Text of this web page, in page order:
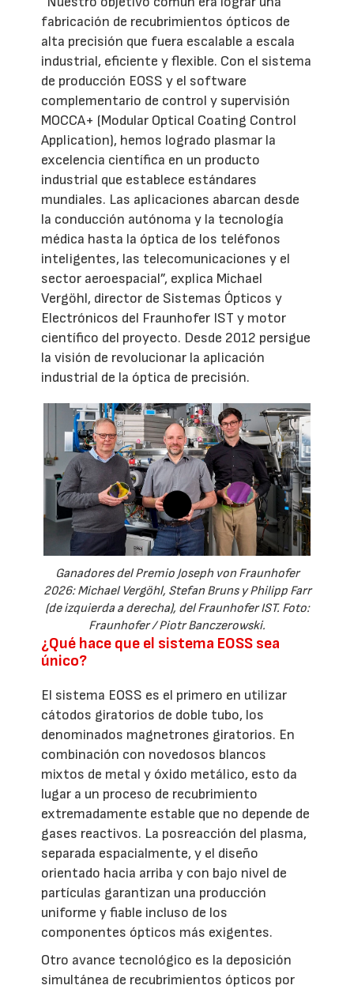
fabricación de recubrimientos ópticos de
alta precisión que fuera escalable a escala
industrial, eficiente y flexible. Con el sistema
de producción EOSS y el software
complementario de control y supervisión
MOCCA+ (Modular Optical Coating Control
Application), hemos logrado plasmar la
excelencia científica en un producto
industrial que establece estándares
mundiales. Las aplicaciones abarcan desde
la conducción autónoma y la tecnología
médica hasta la óptica de los teléfonos
inteligentes, las telecomunicaciones y el
sector aeroespacial”, explica Michael
Vergöhl, director de Sistemas Ópticos y
Electrónicos del Fraunhofer IST y motor
científico del proyecto. Desde 2012 persigue
la visión de revolucionar la aplicación
industrial de la óptica de precisión.
Ganadores del Premio Joseph von Fraunhofer
2026: Michael Vergöhl, Stefan Bruns y Philipp Farr
(de izquierda a derecha), del Fraunhofer IST. Foto:
Fraunhofer / Piotr Banczerowski.
¿Qué hace que el sistema EOSS sea
único?
El sistema EOSS es el primero en utilizar
cátodos giratorios de doble tubo, los
denominados magnetrones giratorios. En
combinación con novedosos blancos
mixtos de metal y óxido metálico, esto da
lugar a un proceso de recubrimiento
extremadamente estable que no depende de
gases reactivos. La posreacción del plasma,
separada espacialmente, y el diseño
orientado hacia arriba y con bajo nivel de
partículas garantizan una producción
uniforme y fiable incluso de los
componentes ópticos más exigentes.
Otro avance tecnológico es la deposición
simultánea de recubrimientos ópticos por